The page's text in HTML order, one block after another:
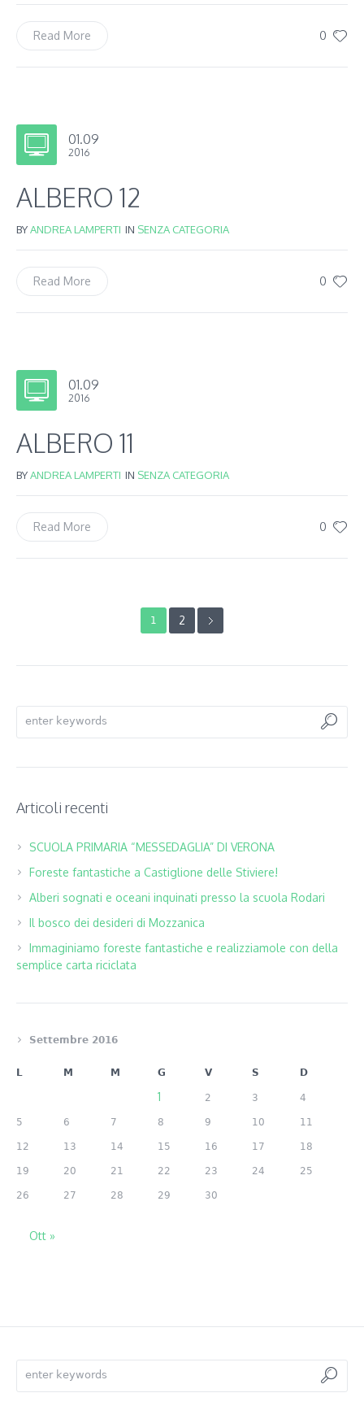
0
Read More
01.09
2016
ALBERO 12
BYANDREA LAMPERTI IN SENZA CATEGORIA
0
Read More
01.09
2016
ALBERO 11
BYANDREA LAMPERTI IN SENZA CATEGORIA
0
Read More
1 2
Articoli recenti
SCUOLA PRIMARIA “MESSEDAGLIA” DI VERONA
Foreste fantastiche a Castiglione delle Stiviere!
Alberi sognati e oceani inquinati presso la scuola Rodari
Il bosco dei desideri di Mozzanica
Immaginiamo foreste fantastiche e realizziamole con della
semplice carta riciclata
Settembre 2016
L M M G V S D
1 2 3 4
5 6 7 8 9 10 11
12 13 14 15 16 17 18
19 20 21 22 23 24 25
26 27 28 29 30
Ott »